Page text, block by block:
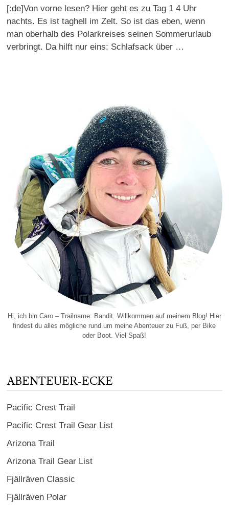
[:de]Von vorne lesen? Hier geht es zu Tag 1 4 Uhr
nachts. Es ist taghell im Zelt. So ist das eben, wenn
man oberhalb des Polarkreises seinen Sommerurlaub
verbringt. Da hilft nur eins: Schlafsack über …
Hi, ich bin Caro – Trailname: Bandit. Willkommen auf meinem Blog! Hier
findest du alles mögliche rund um meine Abenteuer zu Fuß, per Bike
oder Boot. Viel Spaß!
ABENTEUER-ECKE
Pacific Crest Trail
Pacific Crest Trail Gear List
Arizona Trail
Arizona Trail Gear List
Fjällräven Classic
Fjällräven Polar